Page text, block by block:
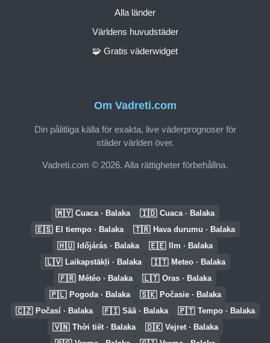
Om Vadreti.com
Din pålitliga källa för exakta, live väderprognoser för
städer världen över.
Vadreti.com © 2026. Alla rättigheter förbehållna.
Alla länder
Världens huvudstäder
🧩 Gratis väderwidget
🇲🇾 Cuaca · Balaka 🇮🇩 Cuaca · Balaka
🇪🇸 El tiempo · Balaka 🇹🇷 Hava durumu · Balaka
🇭🇺 Időjárás · Balaka 🇪🇪 Ilm · Balaka
🇱🇻 Laikapstākļi · Balaka 🇮🇹 Meteo · Balaka
🇫🇷 Météo · Balaka 🇱🇹 Oras · Balaka
🇵🇱 Pogoda · Balaka 🇸🇰 Počasie · Balaka
🇨🇿 Počasí · Balaka 🇫🇮 Sää · Balaka 🇵🇹 Tempo · Balaka
🇻🇳 Thời tiết · Balaka 🇩🇰 Vejret · Balaka